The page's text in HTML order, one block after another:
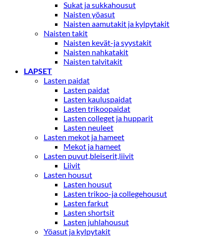
Sukat ja sukkahousut
Naisten yöasut
Naisten aamutakit ja kylpytakit
Naisten takit
Naisten kevät-ja syystakit
Naisten nahkatakit
Naisten talvitakit
LAPSET
Lasten paidat
Lasten paidat
Lasten kauluspaidat
Lasten trikoopaidat
Lasten colleget ja hupparit
Lasten neuleet
Lasten mekot ja hameet
Mekot ja hameet
Lasten puvut,bleiserit,liivit
Liivit
Lasten housut
Lasten housut
Lasten trikoo-ja collegehousut
Lasten farkut
Lasten shortsit
Lasten juhlahousut
Yöasut ja kylpytakit